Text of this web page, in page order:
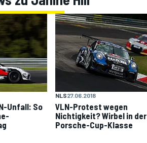
Unfall: So
NLS27.06.2018
VLN-Protest wegen
Nichtigkeit? Wirbel in der
Porsche-Cup-Klasse